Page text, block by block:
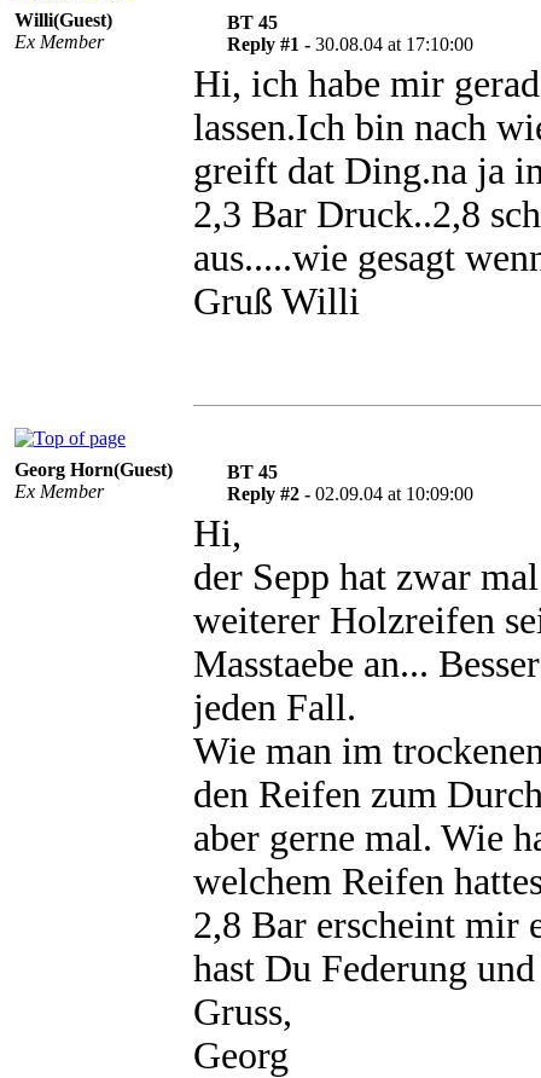
Willi(Guest)
Ex Member
BT 45
Reply #1 - 30.08.04 at 17:10:00
Hi, ich habe mir
lassen.Ich bin nach
greift dat Ding.na ja
2,3 Bar Druck..2,8
aus.....wie gesagt
Gruß Willi
Georg Horn(Guest)
Ex Member
BT 45
Reply #2 - 02.09.04 at 10:09:00
Hi,
der Sepp hat zwar
weiterer Holzreifen
Masstaebe an...
jeden Fall.
Wie man im
den Reifen zum
aber gerne mal. Wie
welchem Reifen
2,8 Bar erscheint mir
hast Du Federung
Gruss,
Georg